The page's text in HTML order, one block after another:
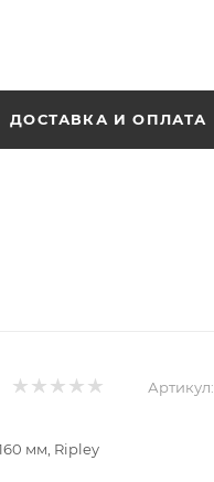
ДОСТАВКА И ОПЛАТА
Артикул:
мм, Ripley